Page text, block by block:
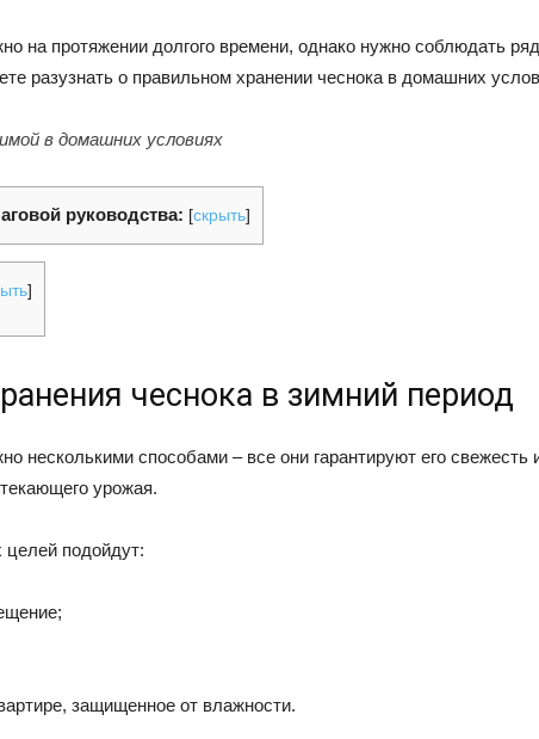
на протяжении долгого времени, однако нужно соблюдать
разузнать о правильном хранении чеснока в домашних
в домашних условиях
руководства: [скрыть]
]
чеснока в зимний период
несколькими способами – все они гарантируют его свежесть
урожая.
целей подойдут:
защищенное от влажности.